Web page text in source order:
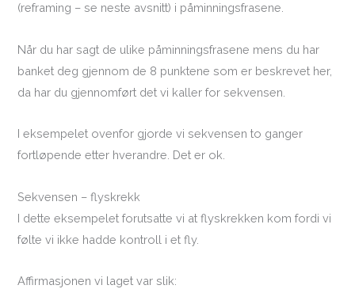
(reframing – se neste avsnitt) i påminningsfrasene.
Når du har sagt de ulike påminningsfrasene mens du har
banket deg gjennom de 8 punktene som er beskrevet her,
da har du gjennomført det vi kaller for sekvensen.
I eksempelet ovenfor gjorde vi sekvensen to ganger
fortløpende etter hverandre. Det er ok.
Sekvensen – flyskrekk
I dette eksempelet forutsatte vi at flyskrekken kom fordi vi
følte vi ikke hadde kontroll i et fly.
Affirmasjonen vi laget var slik: